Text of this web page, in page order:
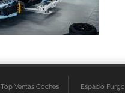
Top Ventas Coches Espacio Furgo